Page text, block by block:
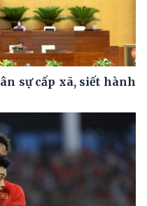
sự cấp xã, siết hành